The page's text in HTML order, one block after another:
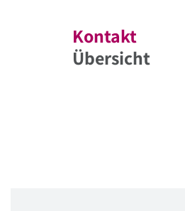
Kontakt
Übersicht